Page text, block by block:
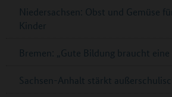
Niedersachsen: Obst und Gemüse
Kinder
Bremen: „Gute Bildung braucht
Sachsen-Anhalt stärkt